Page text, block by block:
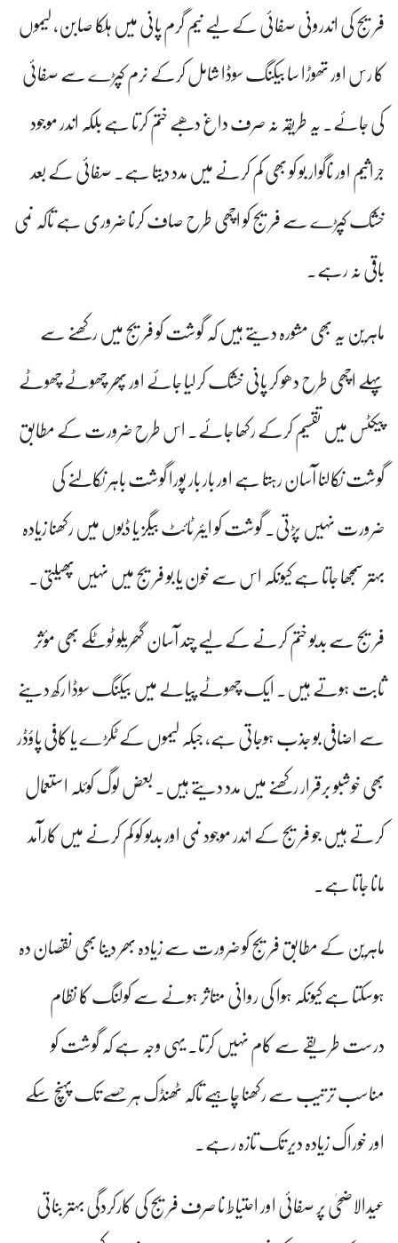
فریج کی اندرونی صفائی کے لیے نیم گرم پانی میں ہلکا صابن، لیموں
کا رس اور تھوڑا سا بیکنگ سوڈا شامل کرکے نرم کپڑے سے صفائی
کی جائے۔ یہ طریقہ نہ صرف داغ دھبے ختم کرتا ہے بلکہ اندر موجود
جراثیم اور ناگوار بو کو بھی کم کرنے میں مدد دیتا ہے۔ صفائی کے بعد
خشک کپڑے سے فریج کو اچھی طرح صاف کرنا ضروری ہے تاکہ نمی
باقی نہ رہے۔
ماہرین یہ بھی مشورہ دیتے ہیں کہ گوشت کو فریج میں رکھنے سے
پہلے اچھی طرح دھو کر پانی خشک کرلیا جائے اور پھر چھوٹے چھوٹے
پیکٹس میں تقسیم کرکے رکھا جائے۔ اس طرح ضرورت کے مطابق
گوشت نکالنا آسان رہتا ہے اور بار بار پورا گوشت باہر نکالنے کی
ضرورت نہیں پڑتی۔ گوشت کو ایئر ٹائٹ بیگز یا ڈبوں میں رکھنا زیادہ
بہتر سمجھا جاتا ہے کیونکہ اس سے خون یا بو فریج میں نہیں پھیلتی۔
فریج سے بدبو ختم کرنے کے لیے چند آسان گھریلو ٹوٹکے بھی مؤثر
ثابت ہوتے ہیں۔ ایک چھوٹے پیالے میں بیکنگ سوڈا رکھ دینے
سے اضافی بو جذب ہوجاتی ہے، جبکہ لیموں کے ٹکڑے یا کافی پاؤڈر
بھی خوشبو برقرار رکھنے میں مدد دیتے ہیں۔ بعض لوگ کوئلہ استعمال
کرتے ہیں جو فریج کے اندر موجود نمی اور بدبو کو کم کرنے میں کارآمد
مانا جاتا ہے۔
ماہرین کے مطابق فریج کو ضرورت سے زیادہ بھر دینا بھی نقصان دہ
ہوسکتا ہے کیونکہ ہوا کی روانی متاثر ہونے سے کولنگ کا نظام
درست طریقے سے کام نہیں کرتا۔ یہی وجہ ہے کہ گوشت کو
مناسب ترتیب سے رکھنا چاہیے تاکہ ٹھنڈک ہر حصے تک پہنچ سکے
اور خوراک زیادہ دیر تک تازہ رہے۔
عیدالاضحیٰ پر صفائی اور احتیاط نا صرف فریج کی کارکردگی بہتر بناتی